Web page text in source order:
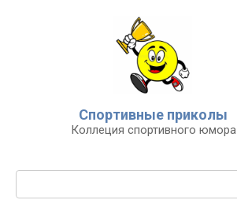
Спортивные приколы
Коллеция спортивного юмора